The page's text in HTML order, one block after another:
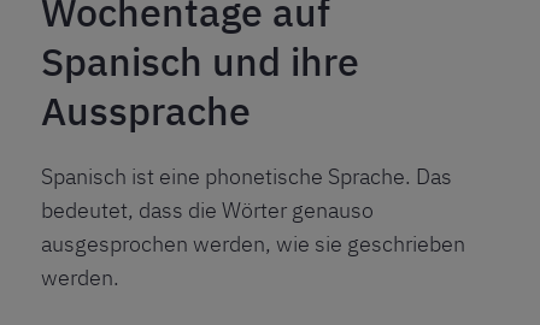
Wochentage auf
Spanisch und ihre
Aussprache
Spanisch ist eine phonetische Sprache. Das
bedeutet, dass die Wörter genauso
ausgesprochen werden, wie sie geschrieben
werden.